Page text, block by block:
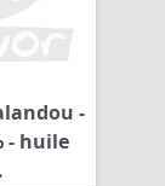
-
- huile